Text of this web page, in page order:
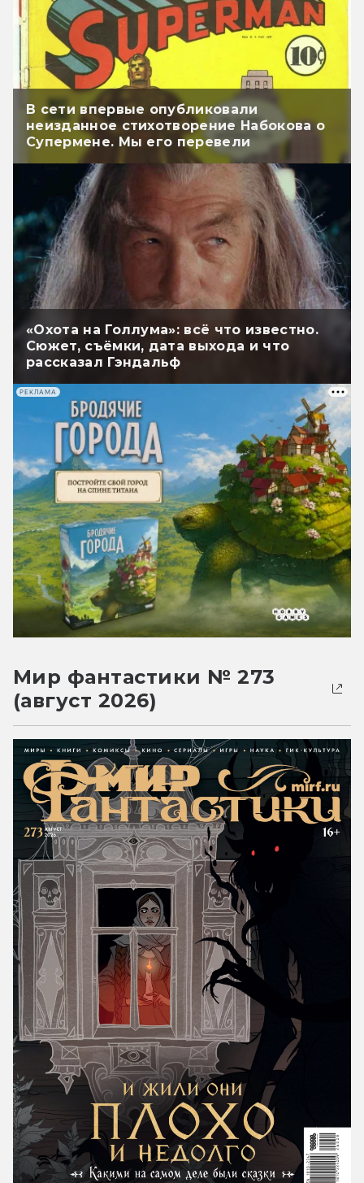
В сети впервые опубликовали
неизданное стихотворение Набокова о
Супермене. Мы его перевели
«Охота на Голлума»: всё что известно.
Сюжет, съёмки, дата выхода и что
рассказал Гэндальф
РЕКЛАМА
Мир фантастики № 273
(август 2026)